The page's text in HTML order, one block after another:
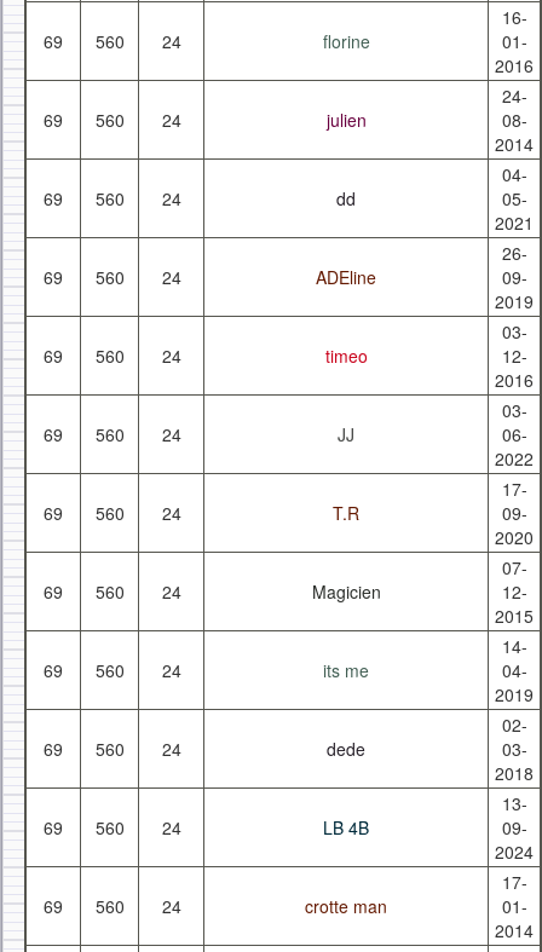
69 560 24 florine
16-
01-
2016
69 560 24 julien
24-
08-
2014
69 560 24 dd
04-
05-
2021
69 560 24 ADEline
26-
09-
2019
69 560 24 timeo
03-
12-
2016
69 560 24 JJ
03-
06-
2022
69 560 24 T.R
17-
09-
2020
69 560 24 Magicien
07-
12-
2015
69 560 24 its me
14-
04-
2019
69 560 24 dede
02-
03-
2018
69 560 24 LB 4B
13-
09-
2024
69 560 24 crotte man
17-
01-
2014